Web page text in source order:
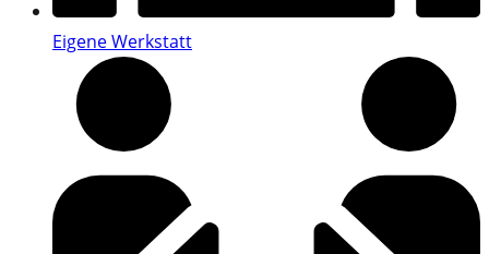
Eigene Werkstatt